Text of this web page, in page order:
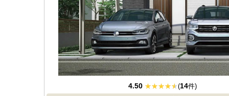
4.50 (14件)